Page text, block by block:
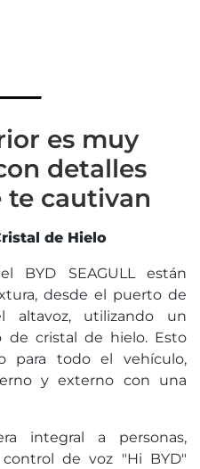
es muy
detalles
te cautivan
de Hielo
BYD SEAGULL están
desde el puerto de
altavoz, utilizando un
de cristal de hielo. Esto
para todo el vehículo,
y externo con una
integral a personas,
de voz "Hi BYD"